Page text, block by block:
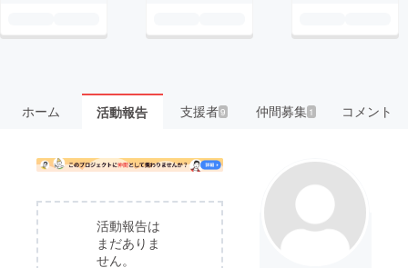
ホーム 活動報告 支援者9 仲間募集 1 コメント
活動報告は
まだありま
せん。